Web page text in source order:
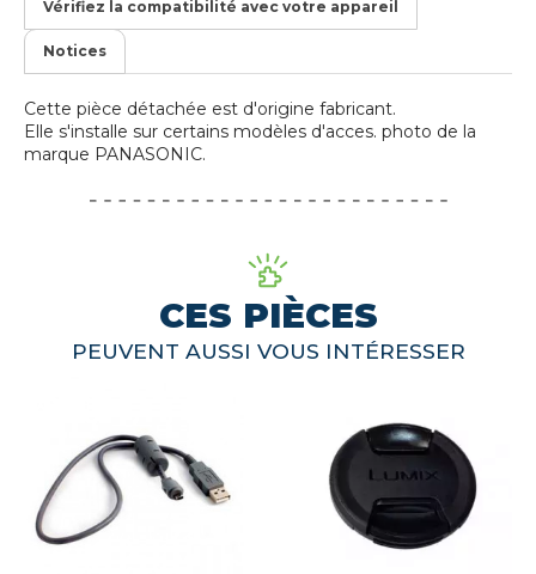
Vérifiez la compatibilité avec votre appareil
Notices
Cette pièce détachée est d'origine fabricant.
Elle s'installe sur certains modèles d'acces. photo de la
marque PANASONIC.
CES PIÈCES
PEUVENT AUSSI VOUS INTÉRESSER